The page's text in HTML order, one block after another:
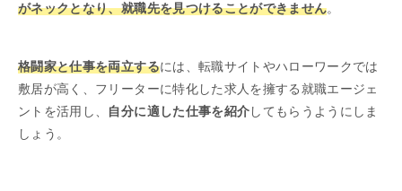
がネックとなり、就職先を見つけることができません。
格闘家と仕事を両立するには、転職サイトやハローワークでは
敷居が高く、フリーターに特化した求人を擁する就職エージェ
ントを活用し、 自分に適した仕事を紹介してもらうようにしま
しょう。